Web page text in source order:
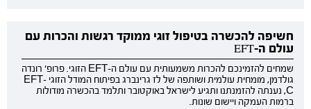
חשיפה להכשרה בטיפול זוגי ממוקד רגשות והכרות עם
עולם ה-EFT
שמחים להזמינכם להכרות משמעותית עם עולם ה-EFT הזוגי. פרופ' רונדה
גולדמן, מומחית עולמית ושותפה של לז גרינברג בפיתוח המודל הזוגי EFT-
C, נענתה להזמנתנו ותגיע לישראל באוקטובר ותלמד בהכשרה מודולות
ברמות העמקה ויישום שונות.